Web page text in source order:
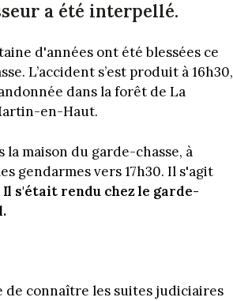
a été interpellé.
d'années ont été blessées ce
L’accident s’est produit à 16h30,
dans la forêt de La
en-Haut.
maison du garde-chasse, à
gendarmes vers 17h30. Il s'agit
Il s'était rendu chez le garde-
de connaître les suites judiciaires